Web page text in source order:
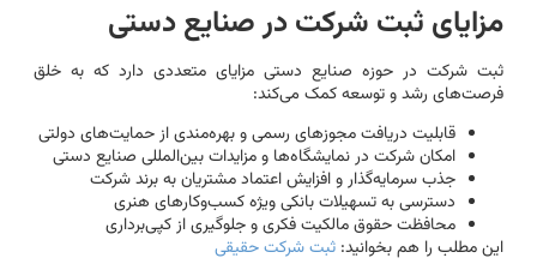
مزایای ثبت شرکت در صنایع دستی
ثبت شرکت در حوزه صنایع دستی مزایای متعددی دارد که به خلق
فرصت‌های رشد و توسعه کمک می‌کند:
قابلیت دریافت مجوزهای رسمی و بهره‌مندی از حمایت‌های دولتی
امکان شرکت در نمایشگاه‌ها و مزایدات بین‌المللی صنایع دستی
جذب سرمایه‌گذار و افزایش اعتماد مشتریان به برند شرکت
دسترسی به تسهیلات بانکی ویژه کسب‌وکارهای هنری
محافظت حقوق مالکیت فکری و جلوگیری از کپی‌برداری
این مطلب را هم بخوانید: ثبت شرکت حقیقی